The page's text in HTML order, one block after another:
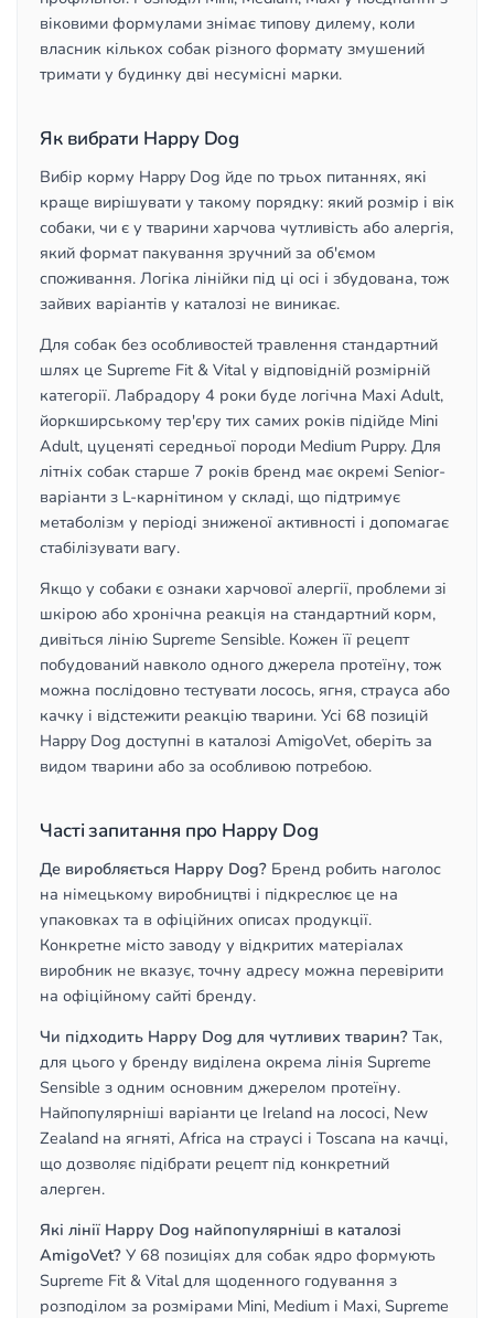
віковими формулами знімає типову дилему, коли
власник кількох собак різного формату змушений
тримати у будинку дві несумісні марки.
Як вибрати Happy Dog
Вибір корму Happy Dog йде по трьох питаннях, які
краще вирішувати у такому порядку: який розмір і вік
собаки, чи є у тварини харчова чутливість або алергія,
який формат пакування зручний за об'ємом
споживання. Логіка лінійки під ці осі і збудована, тож
зайвих варіантів у каталозі не виникає.
Для собак без особливостей травлення стандартний
шлях це Supreme Fit & Vital у відповідній розмірній
категорії. Лабрадору 4 роки буде логічна Maxi Adult,
йоркширському тер'єру тих самих років підійде Mini
Adult, цуценяті середньої породи Medium Puppy. Для
літніх собак старше 7 років бренд має окремі Senior-
варіанти з L-карнітином у складі, що підтримує
метаболізм у періоді зниженої активності і допомагає
стабілізувати вагу.
Якщо у собаки є ознаки харчової алергії, проблеми зі
шкірою або хронічна реакція на стандартний корм,
дивіться лінію Supreme Sensible. Кожен її рецепт
побудований навколо одного джерела протеїну, тож
можна послідовно тестувати лосось, ягня, страуса або
качку і відстежити реакцію тварини. Усі 68 позицій
Happy Dog доступні в каталозі AmigoVet, оберіть за
видом тварини або за особливою потребою.
Часті запитання про Happy Dog
Де виробляється Happy Dog? Бренд робить наголос
на німецькому виробництві і підкреслює це на
упаковках та в офіційних описах продукції.
Конкретне місто заводу у відкритих матеріалах
виробник не вказує, точну адресу можна перевірити
на офіційному сайті бренду.
Чи підходить Happy Dog для чутливих тварин? Так,
для цього у бренду виділена окрема лінія Supreme
Sensible з одним основним джерелом протеїну.
Найпопулярніші варіанти це Ireland на лососі, New
Zealand на ягняті, Africa на страусі і Toscana на качці,
що дозволяє підібрати рецепт під конкретний
алерген.
Які лінії Happy Dog найпопулярніші в каталозі
AmigoVet? У 68 позиціях для собак ядро формують
Supreme Fit & Vital для щоденного годування з
розподілом за розмірами Mini, Medium і Maxi, Supreme